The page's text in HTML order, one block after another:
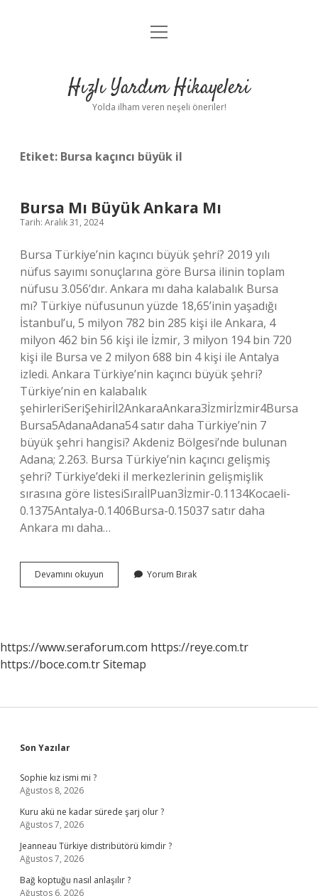
Anasayfa
Yasal Uyarı
menüyü
Hızlı Yardım Hikayeleri
Yolda ilham veren neşeli öneriler!
Etiket: Bursa kaçıncı büyük il
Bursa Mı Büyük Ankara Mı
Tarih: Aralık 31, 2024
Bursa Türkiye’nin kaçıncı büyük şehri? 2019 yılı
nüfus sayımı sonuçlarına göre Bursa ilinin toplam
nüfusu 3.056’dır. Ankara mı daha kalabalık Bursa
mı? Türkiye nüfusunun yüzde 18,65’inin yaşadığı
İstanbul’u, 5 milyon 782 bin 285 kişi ile Ankara, 4
milyon 462 bin 56 kişi ile İzmir, 3 milyon 194 bin 720
kişi ile Bursa ve 2 milyon 688 bin 4 kişi ile Antalya
izledi. Ankara Türkiye’nin kaçıncı büyük şehri?
Türkiye’nin en kalabalık
şehirleriSeriŞehirİl2AnkaraAnkara3İzmirİzmir4Bursa
Bursa5AdanaAdana54 satır daha Türkiye’nin 7
büyük şehri hangisi? Akdeniz Bölgesi’nde bulunan
Adana; 2.263. Bursa Türkiye’nin kaçıncı gelişmiş
şehri? Türkiye’deki il merkezlerinin gelişmişlik
sırasına göre listesiSıraİlPuan3İzmir-0.1134Kocaeli-
0.1375Antalya-0.1406Bursa-0.15037 satır daha
Ankara mı daha…
Devamını okuyun
Mı
Yorum Bırak
https://www.seraforum.com https://reye.com.tr
https://boce.com.trSitemap
Sidebar
Son Yazılar
Sophie kız ismi mi ?
Ağustos 8, 2026
Kuru akü ne kadar sürede şarj olur ?
Ağustos 7, 2026
Jeanneau Türkiye distribütörü kimdir ?
Ağustos 7, 2026
Bağ koptuğu nasıl anlaşılır ?
Ağustos 6, 2026